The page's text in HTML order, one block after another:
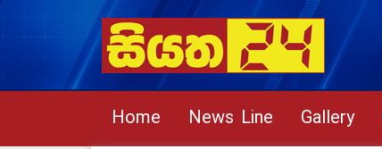
Home News Line Gallery